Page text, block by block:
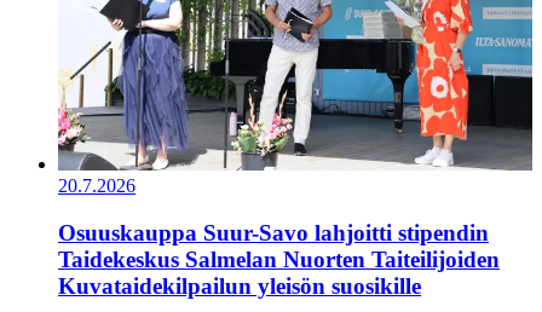
20.7.2026
Osuuskauppa Suur-Savo lahjoitti stipendin
Taidekeskus Salmelan Nuorten Taiteilijoiden
Kuvataidekilpailun yleisön suosikille